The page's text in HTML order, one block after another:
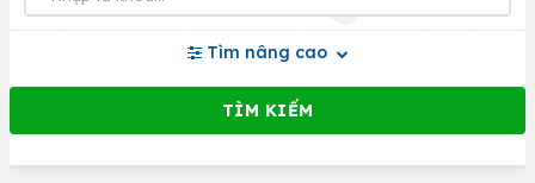
Tìm nâng cao